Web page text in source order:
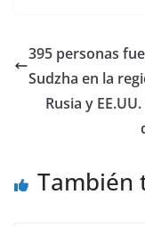
Jurisdicción
para la Paz (JEP) de
Colombia imputó
jueves a otros 15
miembros del
395 personas
Sudzha en la
Rusia y
También